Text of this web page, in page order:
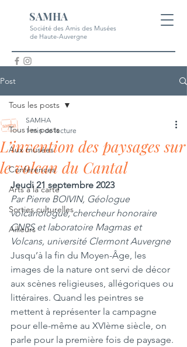
SAMHA
Société des Amis des Musées
de Haute-Auvergne
Post
Tous les posts
Aux musées
Conférences
Arts à la carte
Sorties culturelles
Ailleurs
Tous les posts
L’invention des paysages sur
le volcan du Cantal
SAMHA
1 min de lecture
Jeudi 21 septembre 2023
Par Pierre BOIVIN, Géologue
volcanologue, chercheur honoraire
CNRS et laboratoire Magmas et
Volcans, université Clermont Auvergne
Jusqu’à la fin du Moyen-Âge, les
images de la nature ont servi de décor
aux scènes religieuses, allégoriques ou
littéraires. Quand les peintres se
mettent à représenter la campagne
pour elle-même au XVIème siècle, on
parle pour la première fois de paysage.